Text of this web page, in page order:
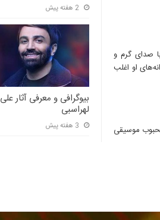
2 هفته پیش
بیوگرافی و معرفی آثار علی
لهراسبی
3 هفته پیش
صدای گرم و
او اغلب
موسیقی